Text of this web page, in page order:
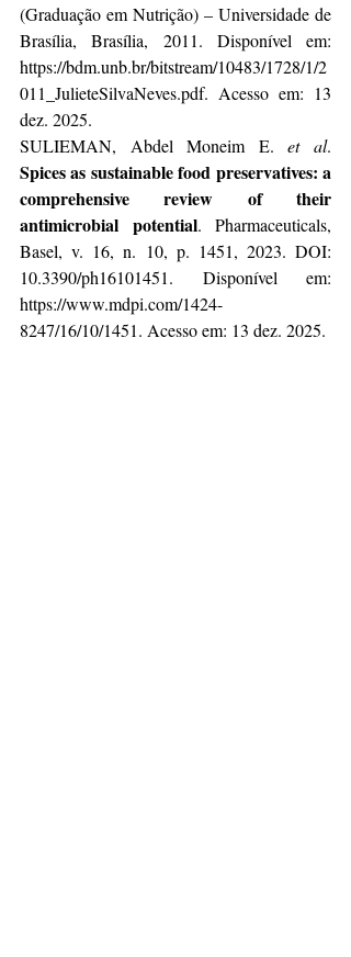
(Graduação em Nutrição) – Universidade de
https://bdm.unb.br/bitstream/10483/1728/1/2
011_JulieteSilvaNeves.pdf. Acesso em: 13
dez. 2025.
SULIEMAN, Abdel Moneim E. et al
Spices as sustainable food preservatives: a
comprehensive review of their
antimicrobial potential. Pharmaceuticals,
Basel, v. 16, n. 10, p. 1451, 2023. DOI:
https://www.mdpi.com/1424-
8247/16/10/1451. Acesso em: 13 dez. 2025.